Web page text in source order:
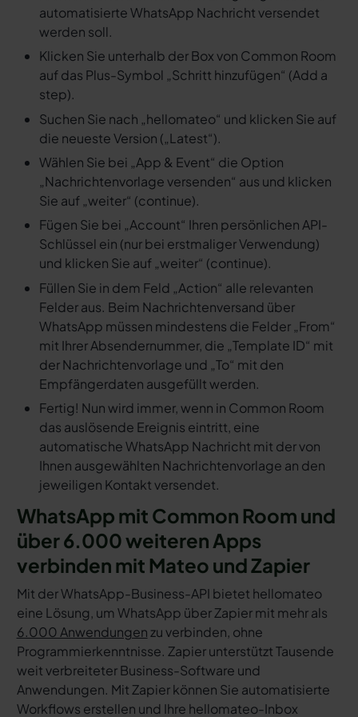
automatisierte WhatsApp Nachricht versendet
werden soll.
Klicken Sie unterhalb der Box von Common Room
auf das Plus-Symbol „Schritt hinzufügen“ (Add a
step).
Suchen Sie nach „hellomateo“ und klicken Sie auf
die neueste Version („Latest“).
Wählen Sie bei „App & Event“ die Option
„Nachrichtenvorlage versenden“ aus und klicken
Sie auf „weiter“ (continue).
Fügen Sie bei „Account“ Ihren persönlichen API-
Schlüssel ein (nur bei erstmaliger Verwendung)
und klicken Sie auf „weiter“ (continue).
Füllen Sie in dem Feld „Action“ alle relevanten
Felder aus. Beim Nachrichtenversand über
WhatsApp müssen mindestens die Felder „From“
mit Ihrer Absendernummer, die „Template ID“ mit
der Nachrichtenvorlage und „To“ mit den
Empfängerdaten ausgefüllt werden.
Fertig! Nun wird immer, wenn in Common Room
das auslösende Ereignis eintritt, eine
automatische WhatsApp Nachricht mit der von
Ihnen ausgewählten Nachrichtenvorlage an den
jeweiligen Kontakt versendet.
WhatsApp mit Common Room und
über 6.000 weiteren Apps
verbinden mit Mateo und Zapier
Mit der WhatsApp-Business-API bietet hellomateo
eine Lösung, um WhatsApp über Zapier mit mehr als
6.000 Anwendungenzu verbinden, ohne
Programmierkenntnisse. Zapier unterstützt Tausende
weit verbreiteter Business-Software und
Anwendungen. Mit Zapier können Sie automatisierte
Workflows erstellen und Ihre hellomateo-Inbox